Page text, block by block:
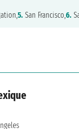
5. San Francisco,6.